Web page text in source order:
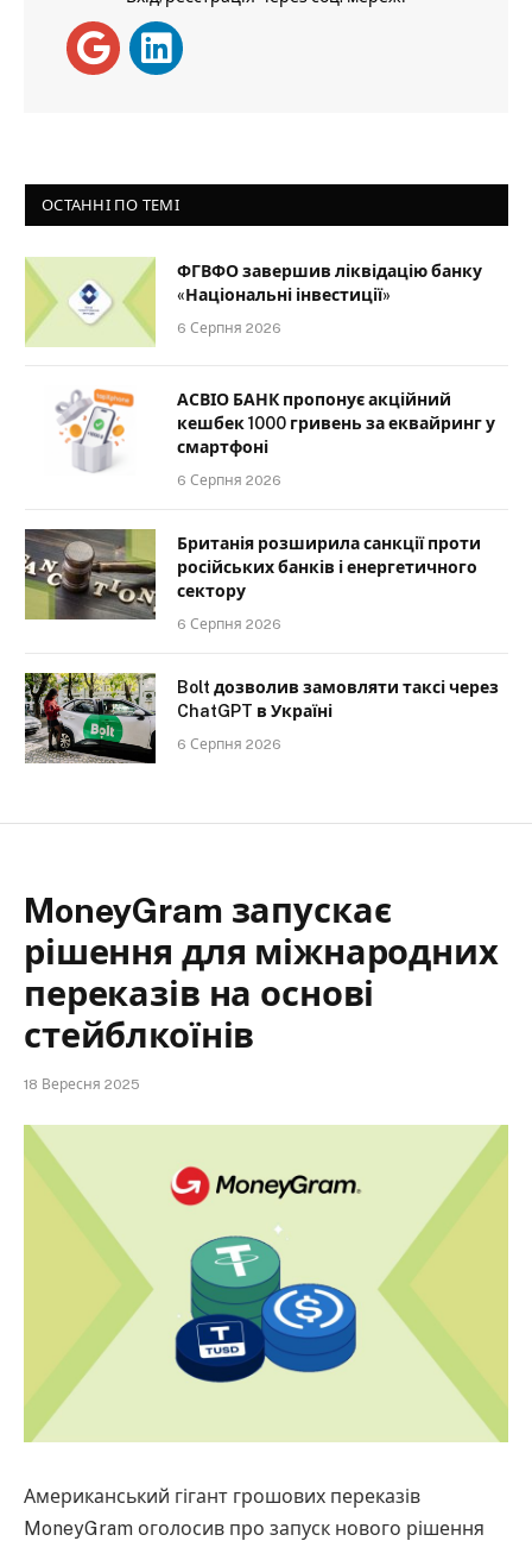
ОСТАННІ ПО ТЕМІ
ФГВФО завершив ліквідацію банку
«Національні інвестиції»
6 Серпня 2026
АСВІО БАНК пропонує акційний
кешбек 1000 гривень за еквайринг у
смартфоні
6 Серпня 2026
Британія розширила санкції проти
російських банків і енергетичного
сектору
6 Серпня 2026
Bolt дозволив замовляти таксі через
ChatGPT в Україні
6 Серпня 2026
MoneyGram запускає
рішення для міжнародних
переказів на основі
стейблкоїнів
18 Вересня 2025
Американський гігант грошових переказів
MoneyGram оголосив про запуск нового рішення